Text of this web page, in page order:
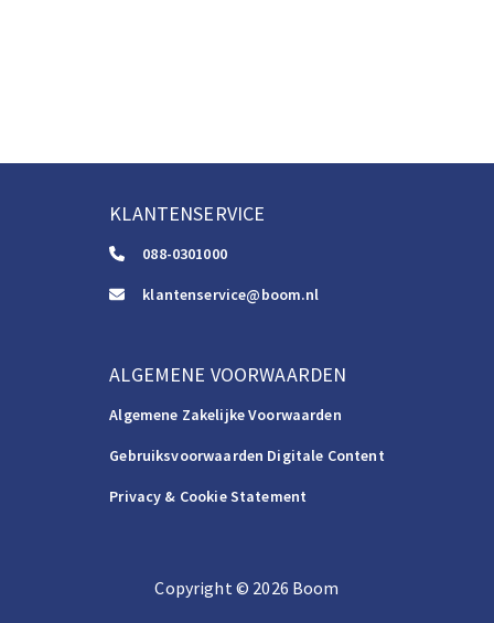
KLANTENSERVICE
088-0301000
klantenservice@boom.nl
ALGEMENE VOORWAARDEN
Algemene Zakelijke Voorwaarden
Gebruiksvoorwaarden Digitale Content
Privacy & Cookie Statement
Copyright©️ 2026 Boom